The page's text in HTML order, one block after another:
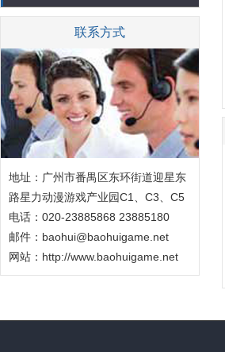
联系方式
地址：广州市番禺区东环街道迎星东
路星力动漫游戏产业园C1、C3、C5
电话：020-23885868 23885180
邮件：baohui@baohuigame.net
网站： http://www.baohuigame.net